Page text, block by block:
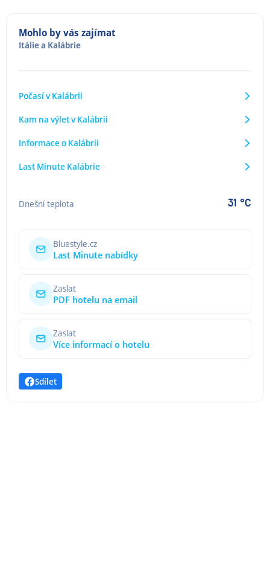
Mohlo by vás zajímat
Itáliea Kalábrie
Počasí v Kalábrii
Kam na výlet v Kalábrii
Informace o Kalábrii
Last Minute Kalábrie
Dnešní teplota 31 °C
Bluestyle.cz
Last Minute nabídky
Zaslat
PDF hotelu na email
Zaslat
Více informací o hotelu
Sdílet